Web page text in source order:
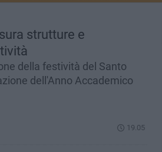
strutture e
della festività del Santo
dell'Anno Accademico
19.05